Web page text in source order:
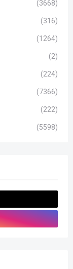
(3668)
(316)
(1264)
(2)
(224)
(7366)
(222)
(5598)